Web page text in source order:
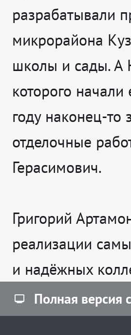
разрабатывали
микрорайона
школы и сады. А
которого
году наконец-то
отделочные
Герасимович.
Григорий
реализации
и надёжных
Полная версия